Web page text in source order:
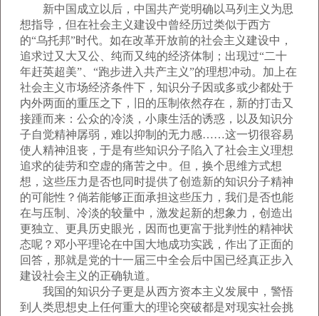
新中国成立以后，中国共产党明确以马列主义为思
想指导，但在社会主义建设中曾经历过类似于西方
的“乌托邦”时代。如在改革开放前的社会主义建设中，
追求过又大又公、纯而又纯的经济体制；出现过“二十
年赶英超美”、“跑步进入共产主义”的理想冲动。加上在
社会主义市场经济条件下，知识分子因或多或少都处于
内外两面的重压之下，旧的压制依然存在，新的打击又
接踵而来：公众的冷淡，小康生活的诱惑，以及知识分
子自觉精神孱弱，难以抑制的无力感……这一切很容易
使人精神沮丧，于是有些知识分子陷入了社会主义理想
追求的徒劳和空虚的痛苦之中。但，换个思维方式想
想，这些压力是否也同时提供了创造新的知识分子精神
的可能性？倘若能够正面承担这些压力，我们是否也能
在与压制、冷淡的较量中，激发起新的想象力，创造出
更独立、更具历史眼光，因而也更富于批判性的精神状
态呢？邓小平理论在中国大地成功实践，作出了正面的
回答，那就是党的十一届三中全会后中国已经真正步入
建设社会主义的正确轨道。
我国的知识分子更是从西方资本主义发展中，警悟
到人类思想史上任何重大的理论突破都是对现实社会挑